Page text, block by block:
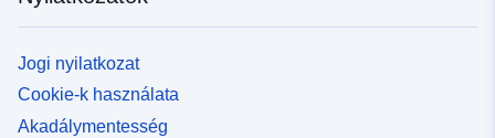
Jogi nyilatkozat
Cookie-k használata
Akadálymentesség